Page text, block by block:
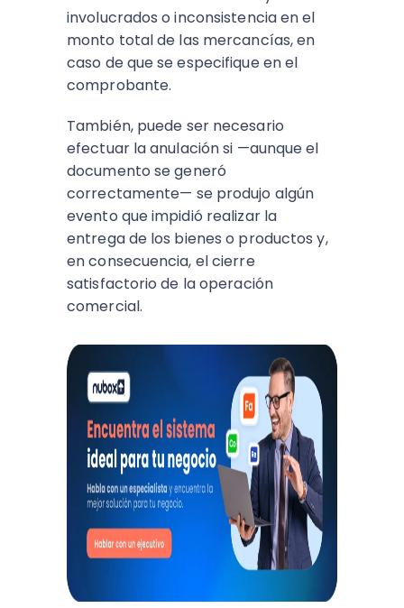
involucrados o inconsistencia en el
monto total de las mercancías, en
caso de que se especifique en el
comprobante.
También, puede ser necesario
efectuar la anulación si —aunque el
documento se generó
correctamente— se produjo algún
evento que impidió realizar la
entrega de los bienes o productos y,
en consecuencia, el cierre
satisfactorio de la operación
comercial.